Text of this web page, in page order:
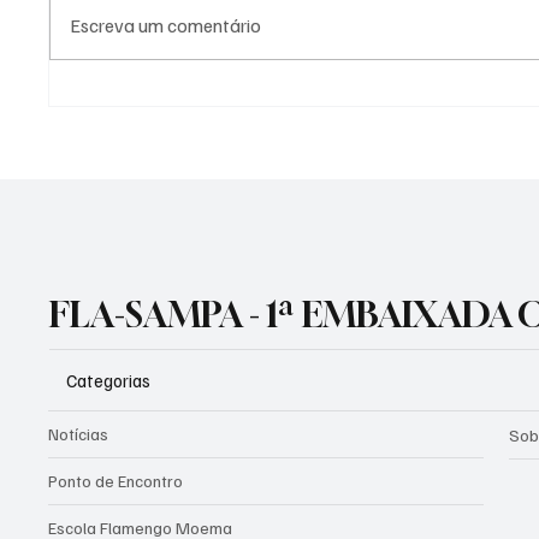
Escreva um comentário
FLA-SAMPA - 1ª EMBAIXADA
Categorias
Notícias
Ponto de Encontro
Escola Flamengo Moema